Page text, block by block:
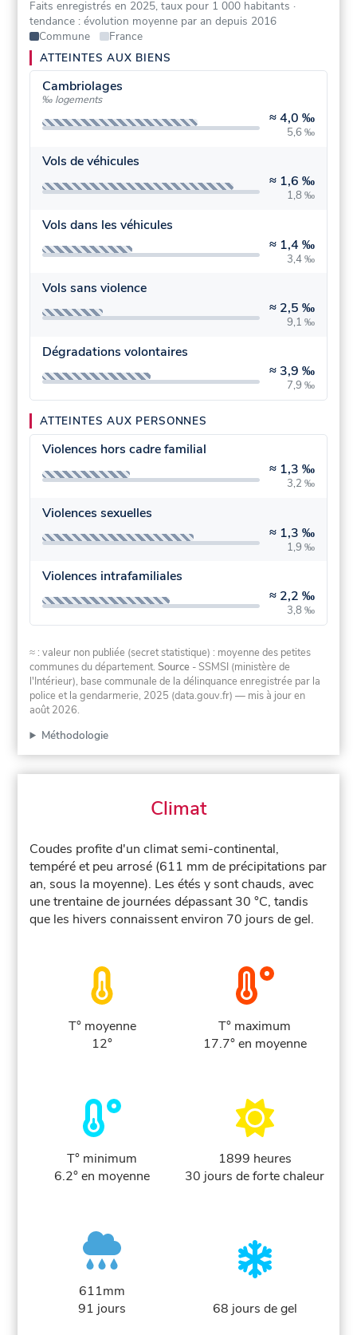
Faits enregistrés en 2025, taux pour 1 000 habitants ·
tendance : évolution moyenne par an depuis 2016
Commune
France
ATTEINTES AUX BIENS
Cambriolages
‰ logements
≈4,0 ‰
5,6 ‰
Vols de véhicules
≈ 1,6 ‰
1,8 ‰
Vols dans les véhicules
≈ 1,4 ‰
3,4 ‰
Vols sans violence
≈ 2,5 ‰
9,1 ‰
Dégradations volontaires
≈ 3,9 ‰
7,9 ‰
ATTEINTES AUX PERSONNES
Violences hors cadre familial
≈ 1,3 ‰
3,2 ‰
Violences sexuelles
≈ 1,3 ‰
1,9 ‰
Violences intrafamiliales
≈ 2,2 ‰
3,8 ‰
≈ : valeur non publiée (secret statistique) : moyenne des petites
communes du département.Source - SSMSI (ministère de
l'Intérieur), base communale de la délinquance enregistrée par la
police et la gendarmerie, 2025 (data.gouv.fr) — mis à jour en
août 2026.
Méthodologie
Climat
Coudes profite d'un climat semi-continental,
tempéré et peu arrosé (611 mm de précipitations par
an, sous la moyenne). Les étés y sont chauds, avec
une trentaine de journées dépassant 30 °C, tandis
que les hivers connaissent environ 70 jours de gel.
T° moyenne
12°
T° maximum
17.7° en moyenne
T° minimum
6.2° en moyenne
1899 heures
30 jours de forte chaleur
611mm
91 jours
68 jours de gel